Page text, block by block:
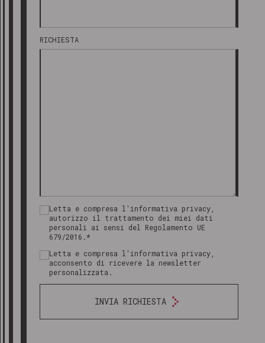
RICHIESTA
Letta e compresa l'informativa privacy,
autorizzo il trattamento dei miei dati
personali ai sensi del Regolamento UE
679/2016.*
Letta e compresa l'informativa privacy,
acconsento di ricevere la newsletter
personalizzata.
INVIA RICHIESTA